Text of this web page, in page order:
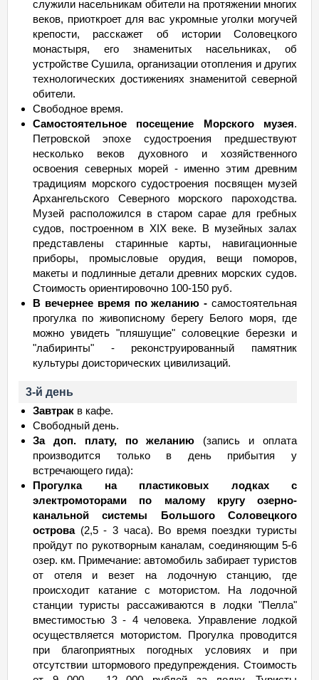
служили насельникам обители на протяжении многих
веков, приоткроет для вас укромные уголки могучей
крепости, расскажет об истории Соловецкого
монастыря, его знаменитых насельниках, об
устройстве Сушила, организации отопления и других
технологических достижениях знаменитой северной
обители.
Свободное время.
Самостоятельное посещение Морского музея.
Петровской эпохе судостроения предшествуют
несколько веков духовного и хозяйственного
освоения северных морей - именно этим древним
традициям морского судостроения посвящен музей
Архангельского Северного морского пароходства.
Музей расположился в старом сарае для гребных
судов, построенном в XIX веке. В музейных залах
представлены старинные карты, навигационные
приборы, промысловые орудия, вещи поморов,
макеты и подлинные детали древних морских судов.
Стоимость ориентировочно 100-150 руб.
В вечернее время по желанию - самостоятельная
прогулка по живописному берегу Белого моря, где
можно увидеть "пляшущие" соловецкие березки и
"лабиринты" - реконструированный памятник
культуры доисторических цивилизаций.
3-й день
Завтрак в кафе.
Свободный день.
За доп. плату, по желанию (запись и оплата
производится только в день прибытия у
встречающего гида):
Прогулка на пластиковых лодках с
электромоторами по малому кругу озерно-
канальной системы Большого Соловецкого
острова(2,5 - 3 часа). Во время поездки туристы
пройдут по рукотворным каналам, соединяющим 5-6
озер. км. Примечание: автомобиль забирает туристов
от отеля и везет на лодочную станцию, где
происходит катание с мотористом. На лодочной
станции туристы рассаживаются в лодки "Пелла"
вместимостью 3 - 4 человека. Управление лодкой
осуществляется мотористом. Прогулка проводится
при благоприятных погодных условиях и при
отсутствии штормового предупреждения. Стоимость